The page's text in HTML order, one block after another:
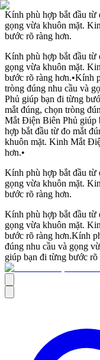
Kính phù hợp bắt đầu từ
gọng vừa khuôn mặt.
bước rõ ràng hơn.
Kính phù hợp bắt đầu từ
gọng vừa khuôn mặt.
bước rõ ràng hơn.•Kính
tròng đúng nhu cầu và
Phủ giúp bạn đi từng
mắt đúng, chọn tròng
Mắt Điện Biên Phủ giúp
hợp bắt đầu từ đo mắt
khuôn mặt. Kinh Mắt
hơn.•
Kính phù hợp bắt đầu từ
gọng vừa khuôn mặt.
bước rõ ràng hơn.
Kính phù hợp bắt đầu từ
gọng vừa khuôn mặt.
bước rõ ràng hơn.Kính
đúng nhu cầu và gọng
giúp bạn đi từng bước rõ